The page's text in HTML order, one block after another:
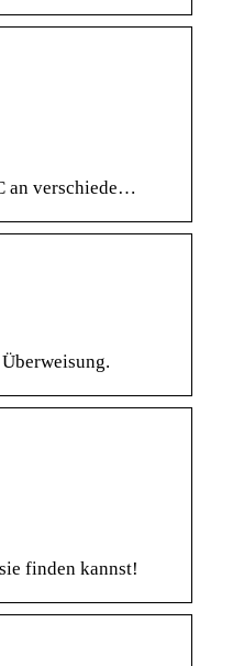
an verschiede…
finden kannst!